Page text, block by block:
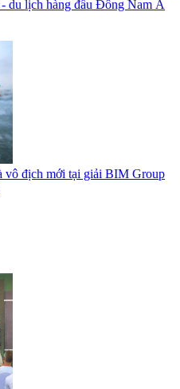
du lịch hàng đầu Đông Nam Á
vô địch mới tại giải BIM Group